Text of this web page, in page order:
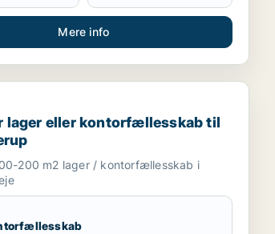
Mere info
eller kontorfællesskab til leje i
lager eller kontorfællesskab til
200 m2 lager / kontorfællesskab i